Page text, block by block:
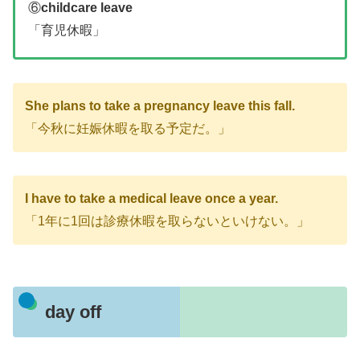
⑥childcare leave
「育児休暇」
She plans to take a pregnancy leave this fall.
「今秋に妊娠休暇を取る予定だ。」
I have to take a medical leave once a year.
「1年に1回は診療休暇を取らないといけない。」
day off